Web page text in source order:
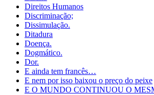
Direitos Humanos
Discriminação;
Dissimulação.
Ditadura
Doença.
Dogmático.
Dor.
E ainda tem francês…
E nem por isso baixou o preço do peixe
E O MUNDO CONTINUOU O